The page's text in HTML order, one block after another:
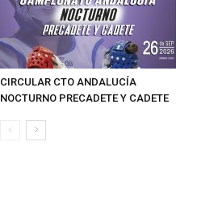
CIRCULAR CTO ANDALUCÍA
NOCTURNO PRECADETE Y CADETE